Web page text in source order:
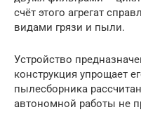
счёт этого агрегат
видами грязи и пыли.
Устройство
конструкция упрощает
пылесборника
автономной работы не